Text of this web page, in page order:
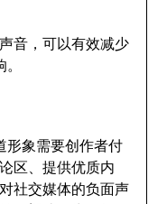
音，可以有效减少
形象需要创作者付
区、提供优质内
社交媒体的负面声